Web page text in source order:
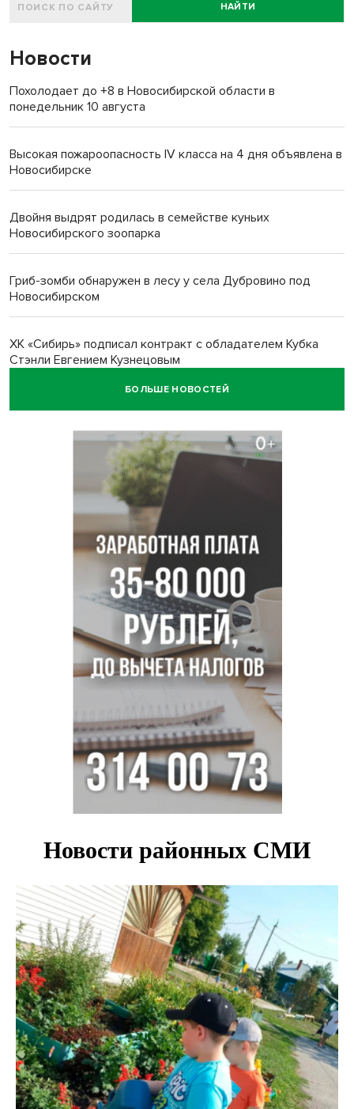
НАЙТИ
Новости
Похолодает до +8 в Новосибирской области в
понедельник 10 августа
Высокая пожароопасность IV класса на 4 дня объявлена в
Новосибирске
Двойня выдрят родилась в семействе куньих
Новосибирского зоопарка
Гриб-зомби обнаружен в лесу у села Дубровино под
Новосибирском
ХК «Сибирь» подписал контракт с обладателем Кубка
Стэнли Евгением Кузнецовым
БОЛЬШЕ НОВОСТЕЙ